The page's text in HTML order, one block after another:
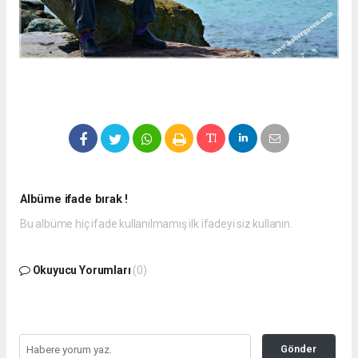
Albüme ifade bırak !
Bu albüme hiç ifade kullanılmamış ilk ifadeyi siz kullanın.
Okuyucu Yorumları (0)
Gönder